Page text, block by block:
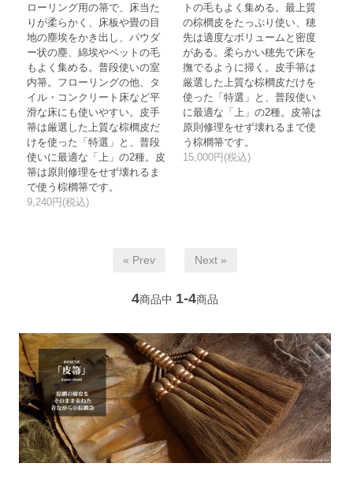
ローリング用の箒で、床当た
りが柔らかく、床板や畳の目
地の塵埃をかき出し、パウダ
ー状の塵、綿埃やペットの毛
もよく集める。普段使いの室
内箒。フローリングの他、タ
イル・コンクリート床など平
滑な床にも使いやすい。皮手
箒は厳選した上質な棕櫚皮だ
けを使った「特選」と、普段
使いに最適な「上」の2種。皮
箒は原則修理をせず壊れるま
で使う棕櫚箒です。
9,240円(税込)
トの毛もよく集める。最上質
の棕櫚皮をたっぷり使い、穂
先は適度なボリュームと密度
がある。柔らかい穂先で床を
撫でるように掃く。皮手箒は
厳選した上質な棕櫚皮だけを
使った「特選」と、普段使い
に最適な「上」の2種。皮箒は
原則修理をせず壊れるまで使
う棕櫚箒です。
15,000円(税込)
« Prev Next »
4商品中 1-4商品